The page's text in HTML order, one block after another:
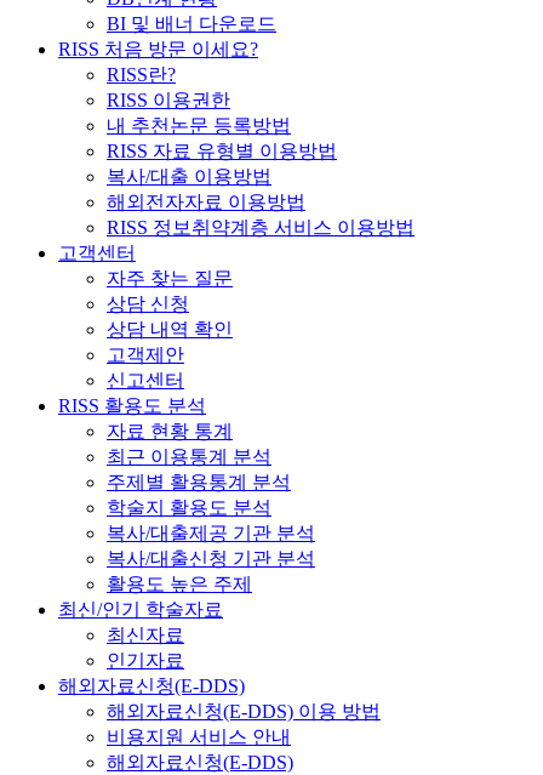
BI 및 배너 다운로드
RISS 처음 방문 이세요?
RISS란?
RISS 이용권한
내 추천논문 등록방법
RISS 자료 유형별 이용방법
복사/대출 이용방법
해외전자자료 이용방법
RISS 정보취약계층 서비스 이용방법
고객센터
자주 찾는 질문
상담 신청
상담 내역 확인
고객제안
신고센터
RISS 활용도 분석
자료 현황 통계
최근 이용통계 분석
주제별 활용통계 분석
학술지 활용도 분석
복사/대출제공 기관 분석
복사/대출신청 기관 분석
활용도 높은 주제
최신/인기 학술자료
최신자료
인기자료
해외자료신청(E-DDS)
해외자료신청(E-DDS) 이용 방법
비용지원 서비스 안내
해외자료신청(E-DDS)